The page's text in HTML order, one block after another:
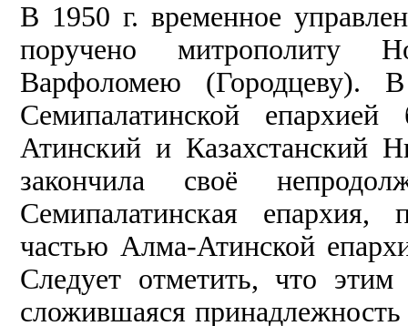
В 1950 г. временное
поручено митрополиту
Варфоломею (Городцеву).
Семипалатинской
Атинский и Казахстанский
закончила своё
Семипалатинская епархия,
частью Алма-Атинской
Следует отметить, что
сложившаяся